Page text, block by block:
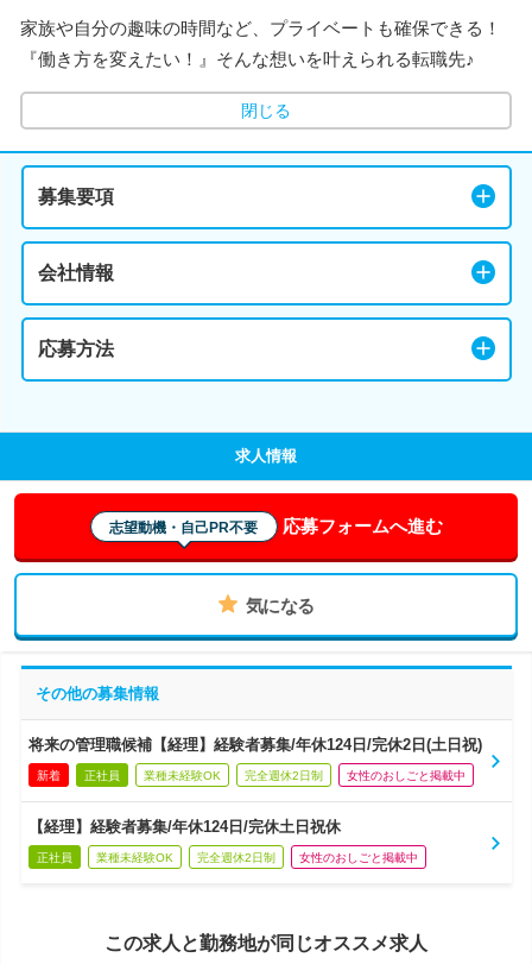
家族や自分の趣味の時間など、プライベートも確保できる！
『働き方を変えたい！』そんな想いを叶えられる転職先♪
閉じる
募集要項
会社情報
応募方法
求人情報
志望動機・自己PR不要 応募フォームへ進む
気になる
その他の募集情報
将来の管理職候補【経理】経験者募集/年休124日/完休2日(土日祝)
新着 正社員 業種未経験OK 完全週休2日制 女性のおしごと掲載中
【経理】経験者募集/年休124日/完休土日祝休
正社員 業種未経験OK 完全週休2日制 女性のおしごと掲載中
この求人と勤務地が同じオススメ求人